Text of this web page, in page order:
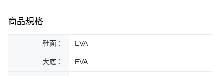
商品規格
鞋面： EVA
大底： EVA